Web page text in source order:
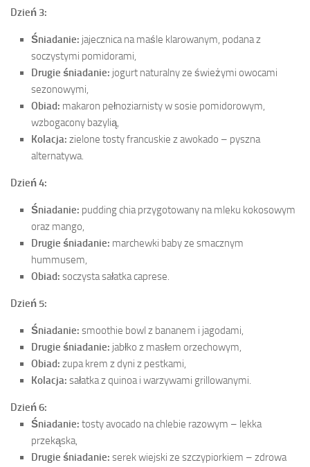
Dzień 3:
Śniadanie: jajecznica na maśle klarowanym, podana z
soczystymi pomidorami,
Drugie śniadanie: jogurt naturalny ze świeżymi owocami
sezonowymi,
Obiad: makaron pełnoziarnisty w sosie pomidorowym,
wzbogacony bazylią,
Kolacja: zielone tosty francuskie z awokado – pyszna
alternatywa.
Dzień 4:
Śniadanie: pudding chia przygotowany na mleku kokosowym
oraz mango,
Drugie śniadanie: marchewki baby ze smacznym
hummusem,
Obiad: soczysta sałatka caprese.
Dzień 5:
Śniadanie: smoothie bowl z bananem i jagodami,
Drugie śniadanie: jabłko z masłem orzechowym,
Obiad: zupa krem z dyni z pestkami,
Kolacja: sałatka z quinoa i warzywami grillowanymi.
Dzień 6:
Śniadanie: tosty avocado na chlebie razowym – lekka
przekąska,
Drugie śniadanie: serek wiejski ze szczypiorkiem – zdrowa